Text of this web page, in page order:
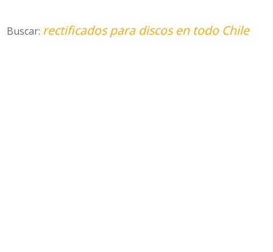
Buscar: rectificados para discos en todo Chile